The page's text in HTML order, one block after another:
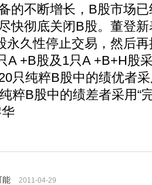
的不断增长，B股市场
快彻底关闭B股。董登
永久性停止交易，然后
A +B股及1只A +B+H股
只纯粹B股中的绩优者
粹B股中的绩差者采用“
能
2011-04-29